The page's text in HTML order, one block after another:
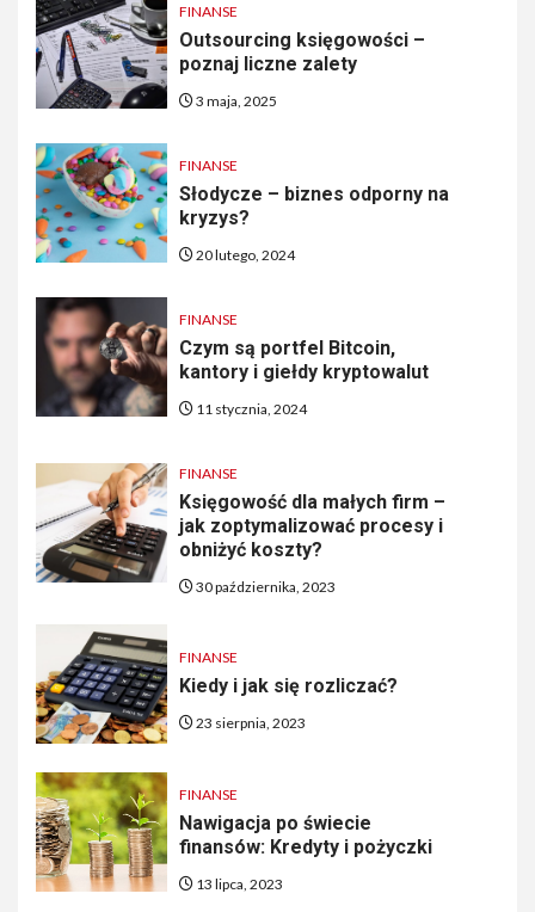
FINANSE
Outsourcing księgowości –
poznaj liczne zalety
3 maja, 2025
FINANSE
Słodycze – biznes odporny na
kryzys?
20 lutego, 2024
FINANSE
Czym są portfel Bitcoin,
kantory i giełdy kryptowalut
11 stycznia, 2024
FINANSE
Księgowość dla małych firm –
jak zoptymalizować procesy i
obniżyć koszty?
30 października, 2023
FINANSE
Kiedy i jak się rozliczać?
23 sierpnia, 2023
FINANSE
Nawigacja po świecie
finansów: Kredyty i pożyczki
13 lipca, 2023